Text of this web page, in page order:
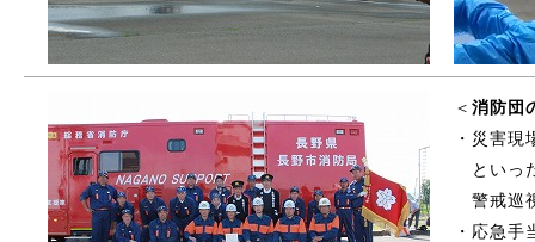
＜ 消防団
・災害
といっ
警戒巡
・応急